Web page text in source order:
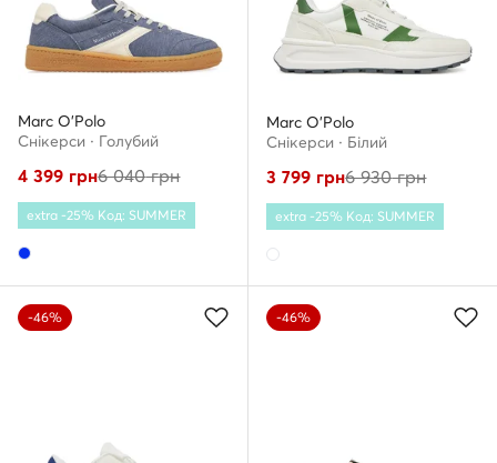
Marc O'Polo
Снікерcи · Голубий
4 399 грн6 040грн
extra -25% Код: SUMMER
Marc O'Polo
Снікерcи · Білий
3 799 грн6 930грн
extra -25% Код: SUMMER
-46% -46%